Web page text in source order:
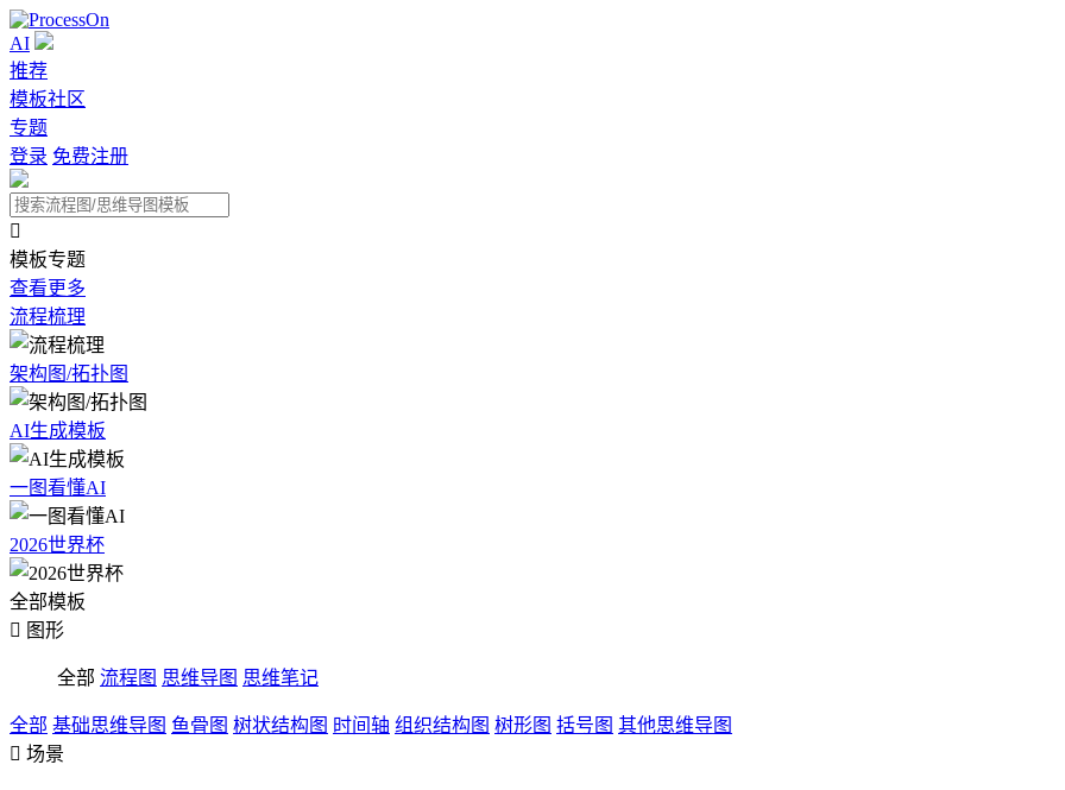
AI
推荐
模板社区
专题
登录 免费注册

模板专题
查看更多
流程梳理
架构图/拓扑图
AI生成模板
一图看懂AI
2026世界杯
全部模板
 图形
全部 流程图 思维导图 思维笔记
全部 基础思维导图 鱼骨图 树状结构图 时间轴 组织结构图 树形图 括号图 其他思维导图
 场景